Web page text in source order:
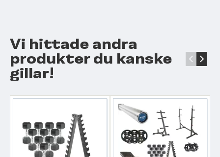
Vi hittade andra
produkter du kanske
gillar!
‹ ›